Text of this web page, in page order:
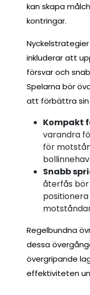
kan skapa
kontringar.
inkluderar att
försvar och
Spelarna bör
att förbättra sin
Kompakt
varandra
för
bollinnehav.
Snabb
återfås
Regelbundna
dessa
övergripande
effektiviteten